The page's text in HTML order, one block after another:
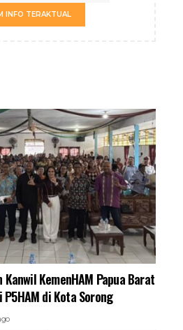
INFO TERAKTUAL
Kanwil KemenHAM Papua Barat
di Kota Sorong